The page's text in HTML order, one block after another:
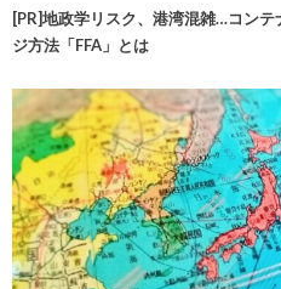
[PR]地政学リスク、港湾混雑…コン
ジ方法「FFA」とは